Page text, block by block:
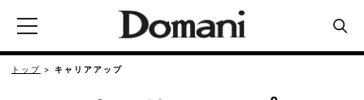
トップ キャリアアップ